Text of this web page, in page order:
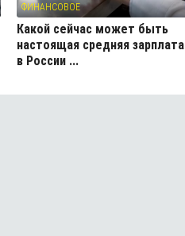
ФИНАНСОВОЕ
Какой сейчас может быть
настоящая средняя зарплата
в России ...